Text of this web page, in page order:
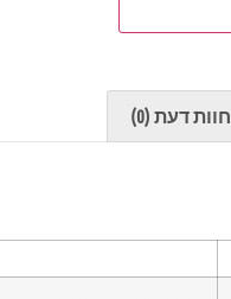
חוות דעת (0)